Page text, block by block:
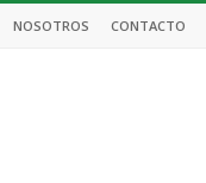
NOSOTROS CONTACTO